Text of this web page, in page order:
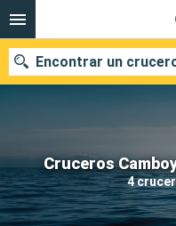
Cruceros
4
Encontrar un
Nuestros destinos
Fecha de salida